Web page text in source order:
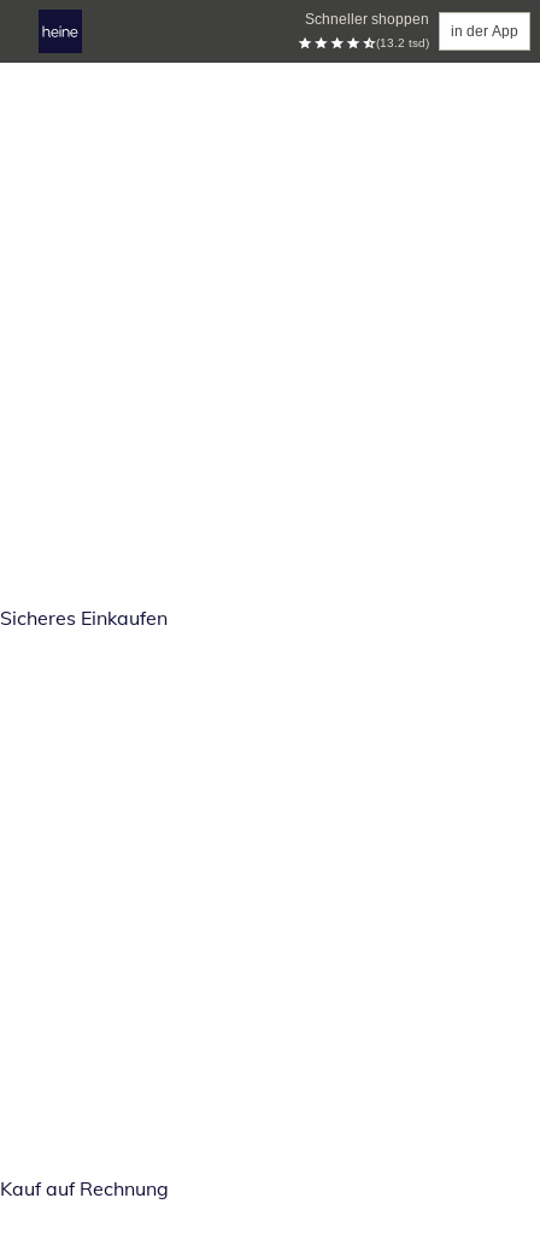
Schneller shoppen
(13.2 tsd)
in der App
Sicheres Einkaufen
Kauf auf Rechnung